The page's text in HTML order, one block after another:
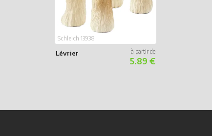
Lévrier
Schleich 13938
5.89 €